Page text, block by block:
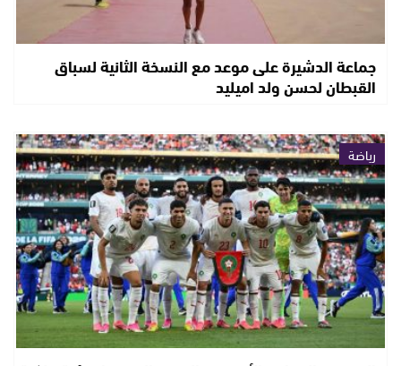
جماعة الدشيرة على موعد مع النسخة الثانية لسباق
القبطان لحسن ولد اميليد
رياضة